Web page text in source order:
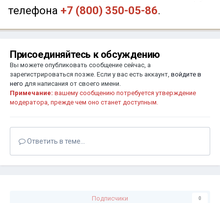
телефона +7 (800) 350-05-86.
Присоединяйтесь к обсуждению
Вы можете опубликовать сообщение сейчас, а
зарегистрироваться позже. Если у вас есть аккаунт, войдите в
него для написания от своего имени.
Примечание: вашему сообщению потребуется утверждение
модератора, прежде чем оно станет доступным.
Ответить в теме...
Подписчики 0